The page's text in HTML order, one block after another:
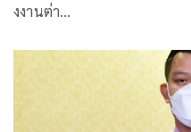
งงานต่า…